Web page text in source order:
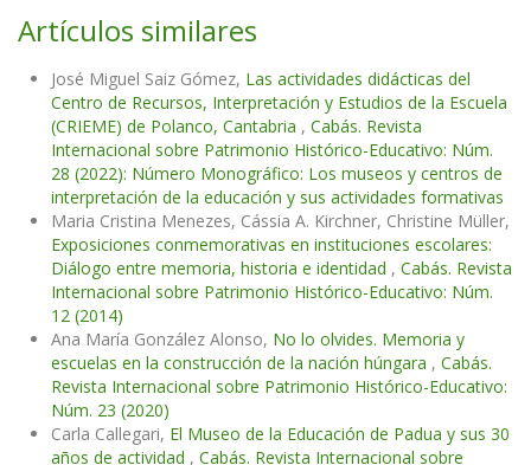
Artículos similares
José Miguel Saiz Gómez, Las actividades didácticas del
Centro de Recursos, Interpretación y Estudios de la Escuela
(CRIEME) de Polanco, Cantabria , Cabás. Revista
Internacional sobre Patrimonio Histórico-Educativo: Núm.
28 (2022): Número Monográfico: Los museos y centros de
interpretación de la educación y sus actividades formativas
Maria Cristina Menezes, Cássia A. Kirchner, Christine Müller,
Exposiciones conmemorativas en instituciones escolares:
Diálogo entre memoria, historia e identidad , Cabás. Revista
Internacional sobre Patrimonio Histórico-Educativo: Núm.
12 (2014)
Ana María González Alonso, No lo olvides. Memoria y
escuelas en la construcción de la nación húngara , Cabás.
Revista Internacional sobre Patrimonio Histórico-Educativo:
Núm. 23 (2020)
Carla Callegari, El Museo de la Educación de Padua y sus 30
años de actividad , Cabás. Revista Internacional sobre